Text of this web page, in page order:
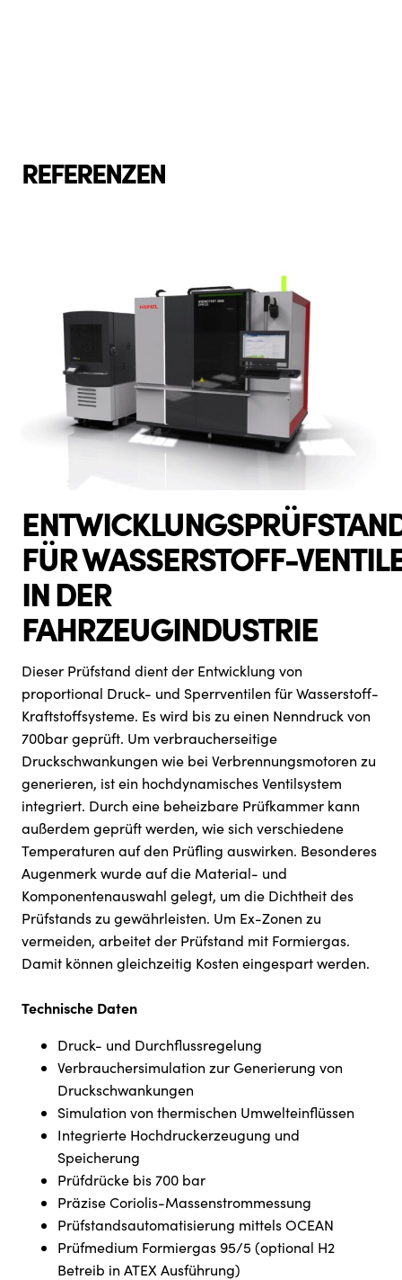
REFERENZEN
FÜR WASSERSTOFF-
IN DER
FAHRZEUGINDUSTRIE
Dieser Prüfstand dient der Entwicklung von
proportional Druck- und Sperrventilen für Wasserstoff-
Kraftstoffsysteme. Es wird bis zu einen Nenndruck von
700bar geprüft. Um verbraucherseitige
Druckschwankungen wie bei Verbrennungsmotoren zu
generieren, ist ein hochdynamisches Ventilsystem
integriert. Durch eine beheizbare Prüfkammer kann
außerdem geprüft werden, wie sich verschiedene
Temperaturen auf den Prüfling auswirken. Besonderes
Augenmerk wurde auf die Material- und
Komponentenauswahl gelegt, um die Dichtheit des
Prüfstands zu gewährleisten. Um Ex-Zonen zu
vermeiden, arbeitet der Prüfstand mit Formiergas.
Damit können gleichzeitig Kosten eingespart werden.
Technische Daten
Druck- und Durchflussregelung
Verbrauchersimulation zur Generierung von
Druckschwankungen
Simulation von thermischen Umwelteinflüssen
Integrierte Hochdruckerzeugung und
Speicherung
Prüfdrücke bis 700 bar
Präzise Coriolis-Massenstrommessung
Prüfstandsautomatisierung mittels OCEAN
Prüfmedium Formiergas 95/5 (optional H2
Betreib in ATEX Ausführung)